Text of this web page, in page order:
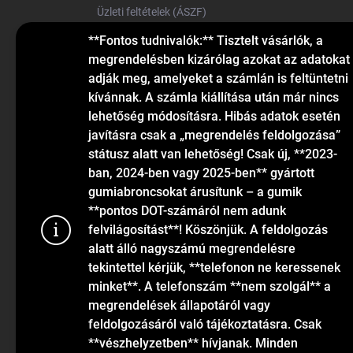
Sütiket
**Fontos tudnivalók:** Tisztelt vásárlók, a
megrendelésben kizárólag azokat az adatokat
adják meg, amelyeket a számlán is feltüntetni
kívánnak. A számla kiállítása után már nincs
lehetőség módosításra. Hibás adatok esetén
javításra csak a „megrendelés feldolgozása”
státusz alatt van lehetőség! Csak új, **2023-
ban, 2024-ben vagy 2025-ben** gyártott
gumiabroncsokat árusítunk – a gumik
**pontos DOT-számáról nem adunk
felvilágosítást**! Köszönjük. A feldolgozás
alatt álló nagyszámú megrendelésre
tekintettel kérjük, **telefonon ne keressenek
minket**. A telefonszám **nem szolgál** a
megrendelések állapotáról vagy
feldolgozásáról való tájékoztatásra. Csak
**vészhelyzetben** hívjanak. Minden
Üzleti feltételek (ÁSZF)
Elérhetőségek
Blog
KAPCSOLAT
info@gumiok.hu
+36705429902